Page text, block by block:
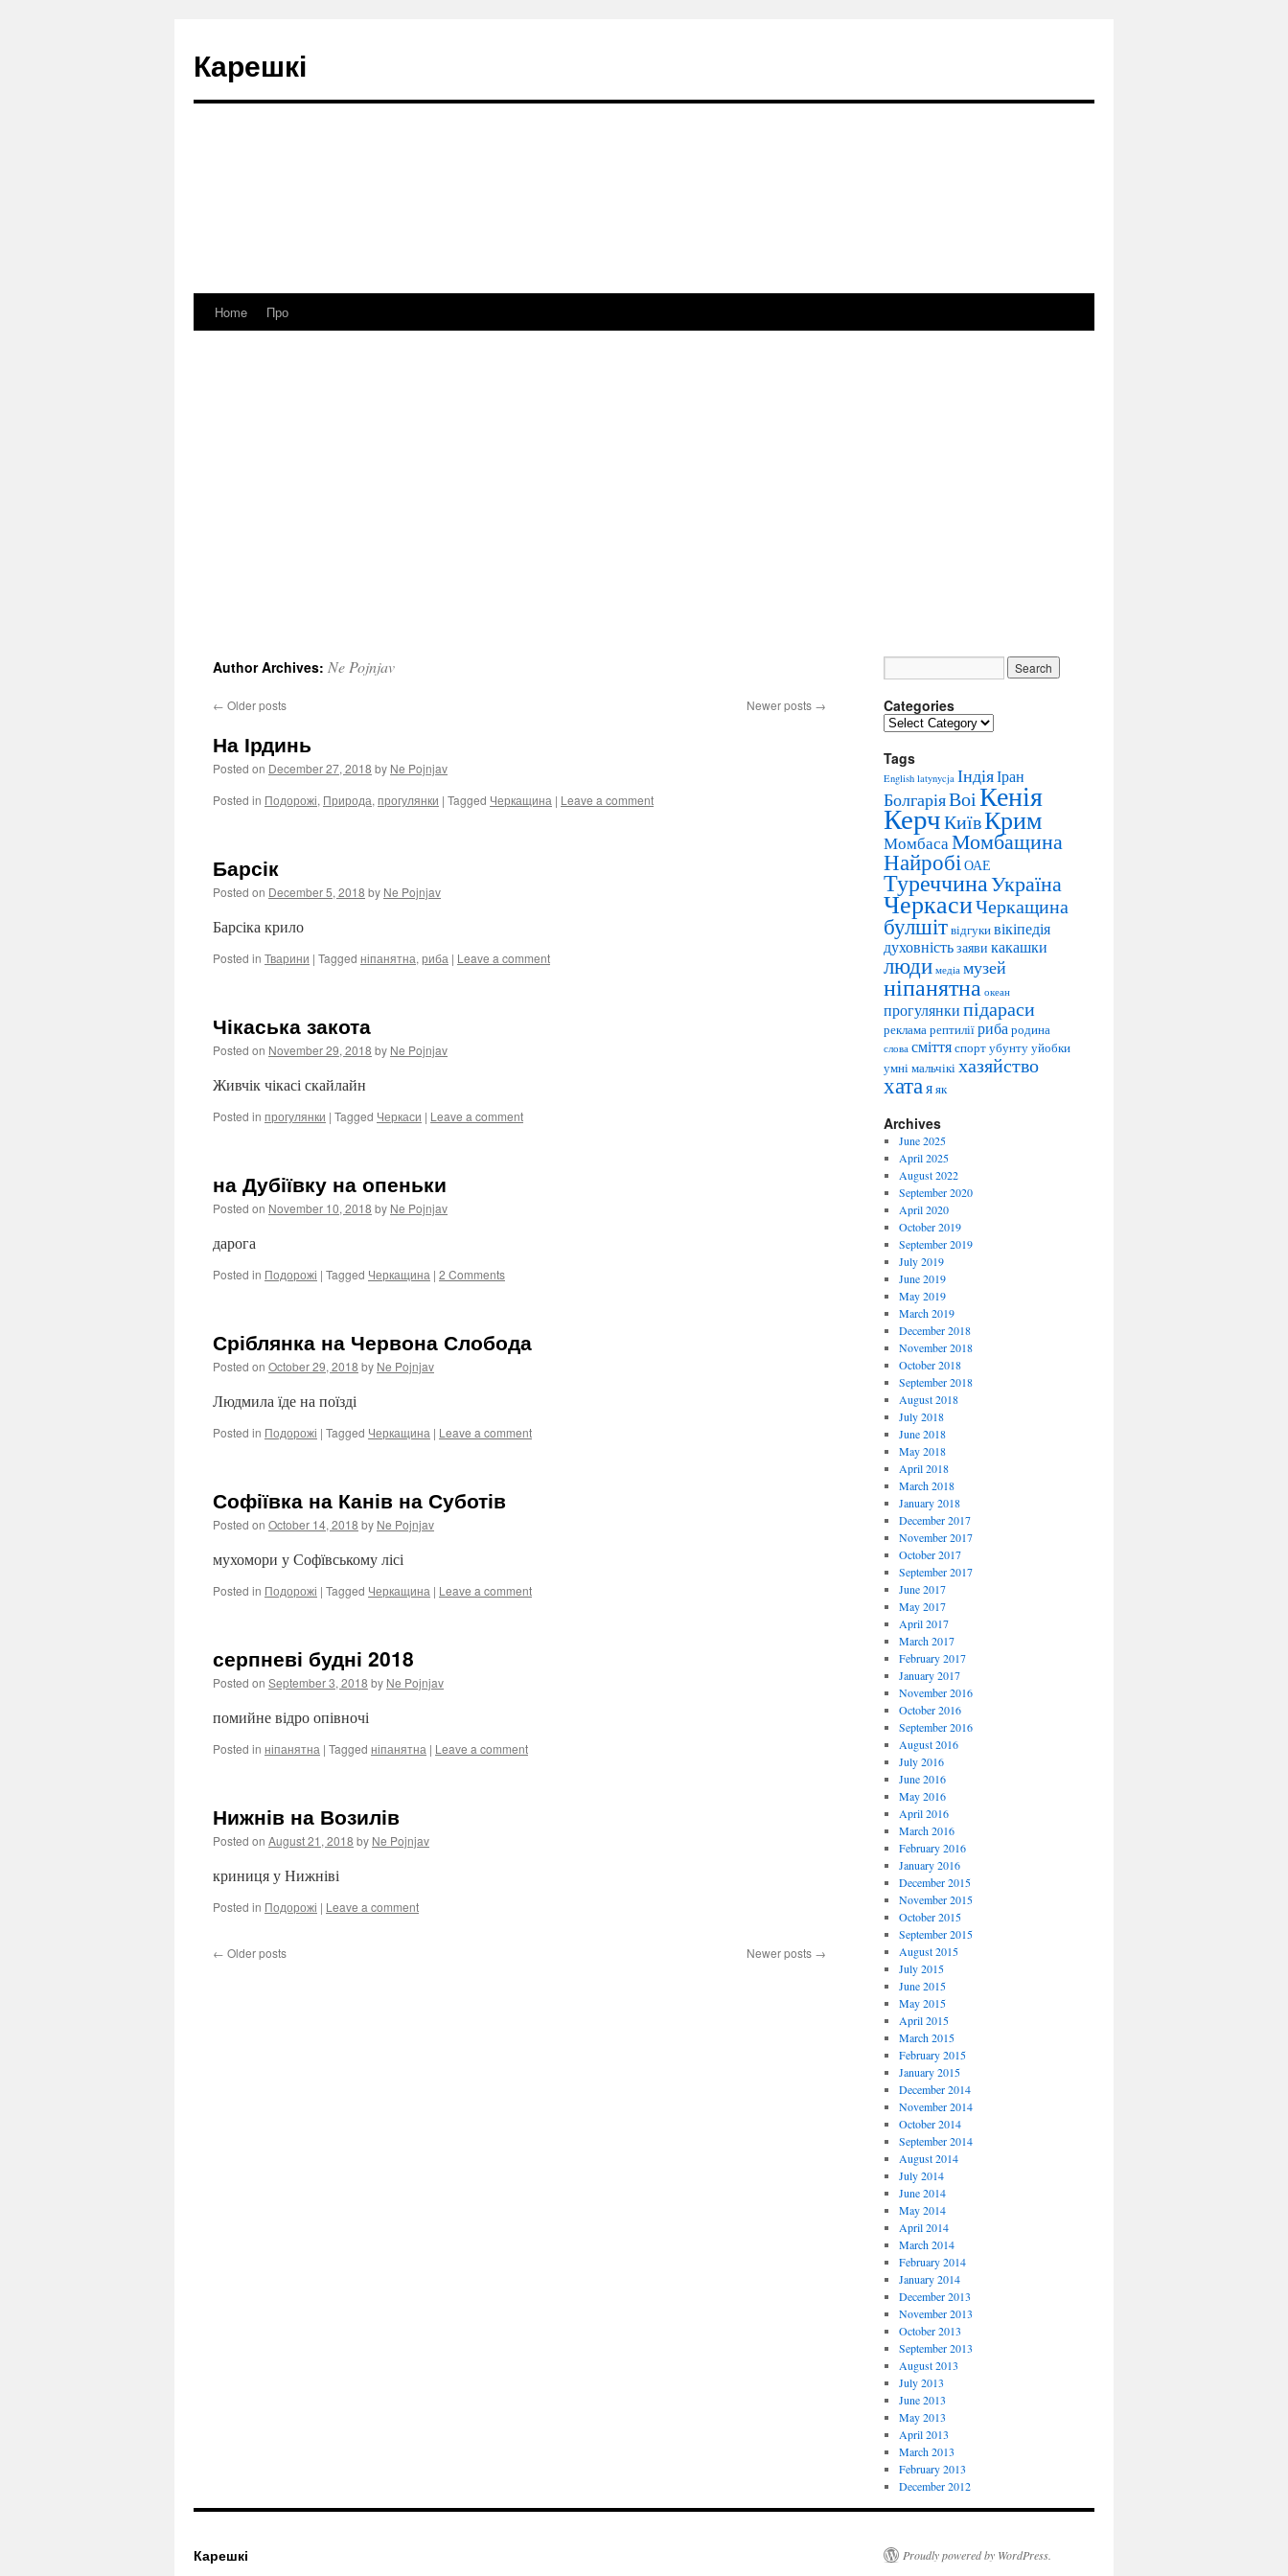
Карешкі
SkipHome Про
Author Archives: Ne Pojnjav
← Older posts Newer posts →
На Ірдинь
Posted on December 27, 2018 by Ne Pojnjav
Posted in Подорожі, Природа, прогулянки | Tagged Черкащина | Leave a comment
Барсік
Posted on December 5, 2018 by Ne Pojnjav
Барсіка крило
Posted in Тварини | Tagged ніпанятна, риба | Leave a comment
Чікаська закота
Posted on November 29, 2018 by Ne Pojnjav
Живчік чікасі скайлайн
Posted in прогулянки | Tagged Черкаси | Leave a comment
на Дубіївку на опеньки
Posted on November 10, 2018 by Ne Pojnjav
дарога
Posted in Подорожі | Tagged Черкащина | 2 Comments
Сріблянка на Червона Слобода
Posted on October 29, 2018 by Ne Pojnjav
Людмила їде на поїзді
Posted in Подорожі | Tagged Черкащина | Leave a comment
Софіївка на Канів на Суботів
Posted on October 14, 2018 by Ne Pojnjav
мухомори у Софївському лісі
Posted in Подорожі | Tagged Черкащина | Leave a comment
серпневі будні 2018
Posted on September 3, 2018 by Ne Pojnjav
помийне відро опівночі
Posted in ніпанятна | Tagged ніпанятна | Leave a comment
Нижнів на Возилів
Posted on August 21, 2018 by Ne Pojnjav
криниця у Нижніві
Posted in Подорожі | Leave a comment
← Older posts Newer posts →
Categories
C
t
e
g
o
r
i
e
s
Tags
English latynycja ІндіяІран
БолгаріяВоіКенія
КерчКиївКрим
МомбасаМомбащина
НайробіОАЕ
ТуреччинаУкраїна
ЧеркасиЧеркащина
булшітвідгукивікіпедія
духовністьзаяви какашки
люди медіа музей
ніпанятна океан
прогулянкипідараси
рекламарептиліїрибародина
слова сміттяспортубунтууйобки
умні мальчікіхазяйство
хатаяяк
Archives
June 2025
April 2025
August 2022
September 2020
April 2020
October 2019
September 2019
July 2019
June 2019
May 2019
March 2019
December 2018
November 2018
October 2018
September 2018
August 2018
July 2018
June 2018
May 2018
April 2018
March 2018
January 2018
December 2017
November 2017
October 2017
September 2017
June 2017
May 2017
April 2017
March 2017
February 2017
January 2017
November 2016
October 2016
September 2016
August 2016
July 2016
June 2016
May 2016
April 2016
March 2016
February 2016
January 2016
December 2015
November 2015
October 2015
September 2015
August 2015
July 2015
June 2015
May 2015
April 2015
March 2015
February 2015
January 2015
December 2014
November 2014
October 2014
September 2014
August 2014
July 2014
June 2014
May 2014
April 2014
March 2014
February 2014
January 2014
December 2013
November 2013
October 2013
September 2013
August 2013
July 2013
June 2013
May 2013
April 2013
March 2013
February 2013
December 2012
Карешкі Proudly powered by WordPress.